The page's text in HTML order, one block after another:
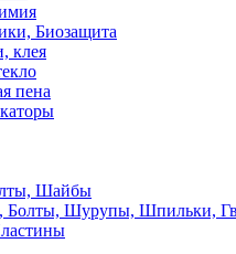
Биозащита
клея
пена
Шайбы
Болты, Шурупы, Шпильки,